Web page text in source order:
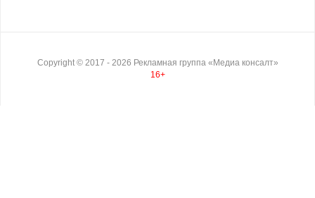
Copyright © 2017 - 2026 Рекламная группа «Медиа консалт»
16+